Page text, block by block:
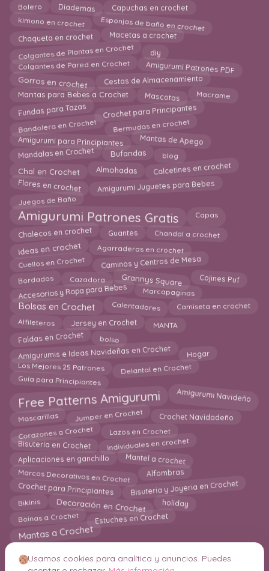
Bolero Diademas Capuchas en crochet
kimono en crochet Esponjas de baño en crochet
Chaqueta en crochet Macetas a crochet
Colgantes de Plantas en Crochet diy
Colgantes de Pared en Crochet Amigurumi Patrones PDF
Gorros en crochet Cestas de Almacenamiento
Mantas para Bebes a Crochet Mascotas Macrame
Fundas para Tazas Crochet para Principantes
Bandolera en Crochet Bermudas en crochet
Amigurumi para Principiantes Mantas de Apego
Mandalas en Crochet Bufandas blog
Chal en Crochet Almohadas Calcetines en crochet
Flores en crochet Amigurumi Juguetes para Bebes
Juegos de Baño
Amigurumi Patrones Gratis Capas
Chalecos en crochet Guantes Chandal a crochet
Ideas en crochet Agarraderas en crochet
Cuellos en Crochet Caminos y Centros de Mesa
Bordados Cazadora Grannys Square Cojines Puf
Accesorios y Ropa para Bebes Marcapaginas
Bolsas en Crochet Calentadores Camiseta en crochet
Alfileteros Jersey en Crochet MANTA
Faldas en Crochet bolso
Amigurumis e Ideas Navideñas en Crochet Hogar
Los Mejores 25 Patrones Delantal en Crochet
Guía para Principiantes
Free Patterns Amigurumi Amigurumi Navideño
Mascarillas Jumper en Crochet Crochet Navidadeño
Corazones a Crochet Lazos en Crochet
Bisutería en Crochet Individuales en crochet
Aplicaciones en ganchillo Mantel a crochet
Marcos Decorativos en Crochet Alfombras
Crochet para Principiantes Bisuteria y Joyeria en Crochet
Bikinis Decoración en Crochet holiday
Boinas a Crochet Estuches en Crochet
Mantas a Crochet
Usamos cookies para analítica y anuncios. Puedes